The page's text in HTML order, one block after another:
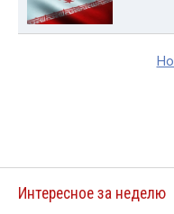
Интересное за неделю